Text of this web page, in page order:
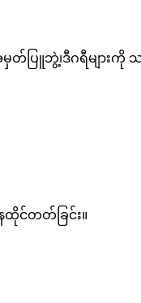
ဒီဂရီများကို သင်ကြာ
ထိုင်တတ်ခြင်း။